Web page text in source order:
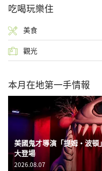
吃喝玩樂住
美食
觀光
本月在地第一手情報
美國鬼才導演「提姆・波
大登場
2026.08.07